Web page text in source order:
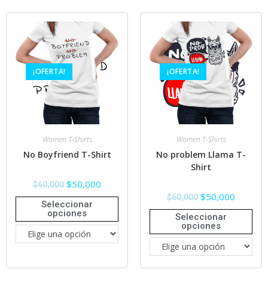
¡OFERTA!
Women T-Shirts
No Boyfriend T-Shirt
$60,000 $50,000
Seleccionar
opciones
¡OFERTA!
Women T-Shirts
No problem Llama T-
Shirt
$60,000 $50,000
Seleccionar
opciones